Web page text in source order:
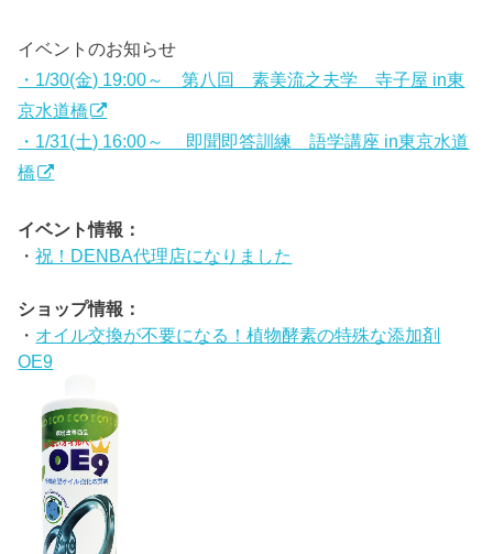
イベントのお知らせ
・1/30(金) 19:00～ 第八回 素美流之夫学 寺子屋 in東
京水道橋
・1/31(土) 16:00～ 即聞即答訓練 語学講座 in東京水道
橋
イベント情報：
・祝！DENBA代理店になりました
ショップ情報：
・ オイル交換が不要になる！植物酵素の特殊な添加剤
OE9